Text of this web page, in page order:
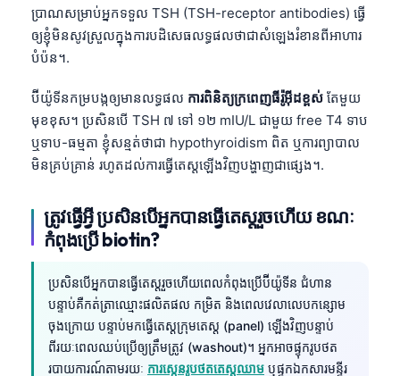
ប្រាណសម្រាប់អ្នកទទួល TSH (TSH-receptor antibodies) ធ្វើ
ឲ្យខ្ញុំមិនសូវស្រួលក្នុងការបដិសេធលទ្ធផលថាជាសំឡេងរំខានពីអាហារ
បំប៉ន។.
ប៊ីយ៉ូទីនកម្របង្កឲ្យមានលទ្ធផល ការពិនិត្យក្រពេញធីរ៉ូអ៊ីដខ្ពស់ តែមួយ
មុខខុស។ ប្រសិនបើ TSH ៧ ទៅ ១២ mIU/L ជាមួយ free T4 ទាប
ឬទាប-ធម្មតា ខ្ញុំសន្មត់ថាជា hypothyroidism ពិត ឬការព្យាបាល
មិនគ្រប់គ្រាន់ រហូតដល់ការធ្វើតេស្តឡើងវិញបង្ហាញជាផ្សេង។.
ត្រូវធ្វើអ្វី ប្រសិនបើអ្នកបានធ្វើតេស្តរួចហើយ ខណៈ
កំពុងប្រើ biotin?
ប្រសិនបើអ្នកបានធ្វើតេស្តរួចហើយពេលកំពុងប្រើប៊ីយ៉ូទីន ជំហាន
បន្ទាប់គឺកត់ត្រាឈ្មោះផលិតផល កម្រិត និងពេលវេលាលេបកន្សោម
ចុងក្រោយ បន្ទាប់មកធ្វើតេស្តក្រុមតេស្ត (panel) ឡើងវិញបន្ទាប់
ពីរយៈពេលឈប់ប្រើឲ្យត្រឹមត្រូវ (washout)។ អ្នកអាចផ្ទុករូបថត
របាយការណ៍តាមរយៈ ការស្កេនរូបថតតេស្តឈាម ឬផ្ទុកឯកសារមន្ទីរ